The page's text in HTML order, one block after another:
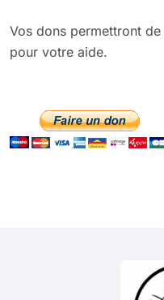
Vos dons permettront
pour votre aide.